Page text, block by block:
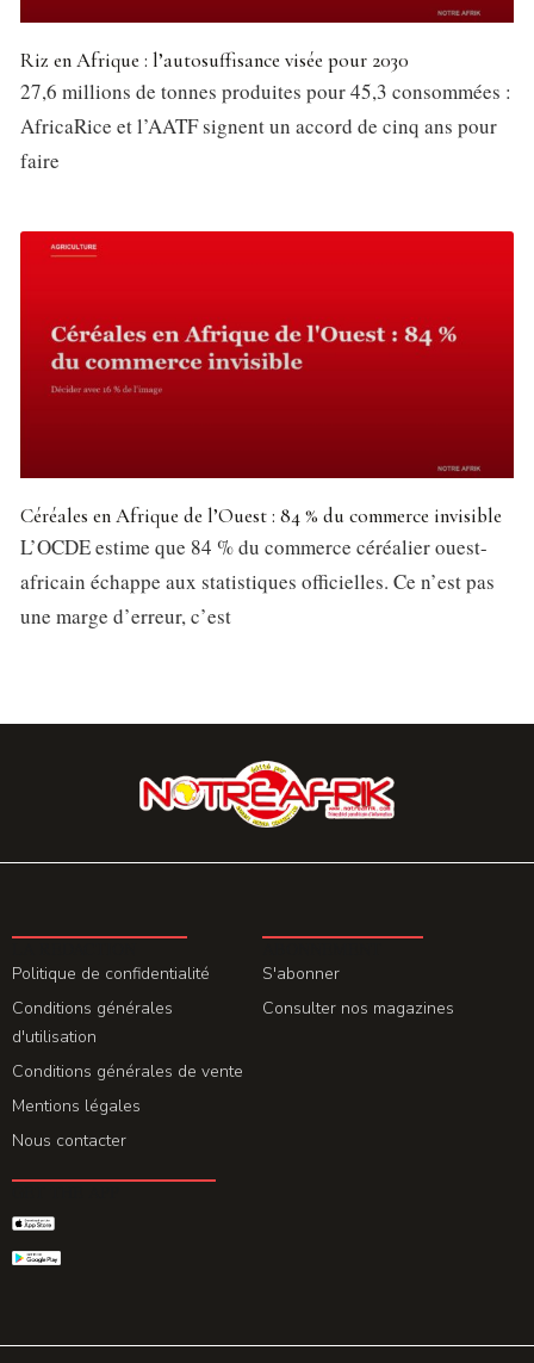
Riz en Afrique : l’autosuffisance visée pour 2030
27,6 millions de tonnes produites pour 45,3 consommées :
AfricaRice et l’AATF signent un accord de cinq ans pour
faire
Céréales en Afrique de l’Ouest : 84 % du commerce invisible
L’OCDE estime que 84 % du commerce céréalier ouest-
africain échappe aux statistiques officielles. Ce n’est pas
une marge d’erreur, c’est
Politique de confidentialité
Conditions générales
d'utilisation
Conditions générales de vente
Mentions légales
Nous contacter
S'abonner
Consulter nos magazines